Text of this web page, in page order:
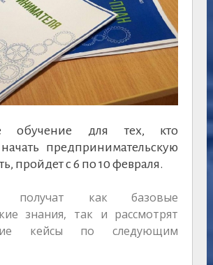
обучение для тех, кто
предпринимательскую
пройдет с 6 по 10 февраля.
получат как базовые
знания, так и рассмотрят
кейсы по следующим